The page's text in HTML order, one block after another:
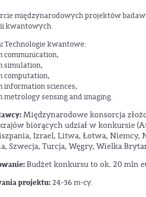
międzynarodowych projektów
kwantowych.
Technologie kwantowe:
communication,
simulation,
computation,
information sciences,
metrology sensing and imaging.
Międzynarodowe konsorcja
biorących udział w konkursie
Izrael, Litwa, Łotwa, Niemcy,
Szwecja, Turcja, Węgry, Wielka
Budżet konkursu to ok. 20 mln
projektu:24-36 m-cy.